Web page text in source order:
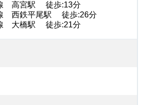
高宮駅 徒歩:13分
西鉄平尾駅 徒歩:26分
大橋駅 徒歩:21分